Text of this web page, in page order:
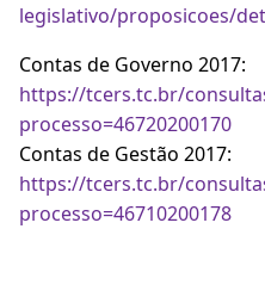
legislativo/proposicoes/
Contas de Governo 2017:
https://tcers.tc.br/
processo=46720200170
Contas de Gestão 2017:
https://tcers.tc.br/
processo=46710200178